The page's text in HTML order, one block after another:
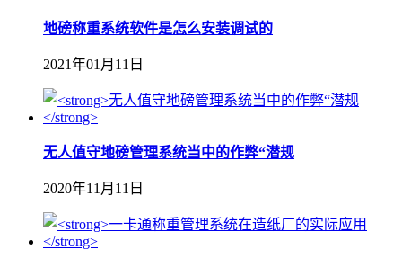
地磅称重系统软件是怎么安装调试的
2021年01月11日
无人值守地磅管理系统当中的作弊“潜规
2020年11月11日